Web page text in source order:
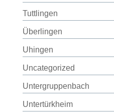
Tuttlingen
Überlingen
Uhingen
Uncategorized
Untergruppenbach
Untertürkheim